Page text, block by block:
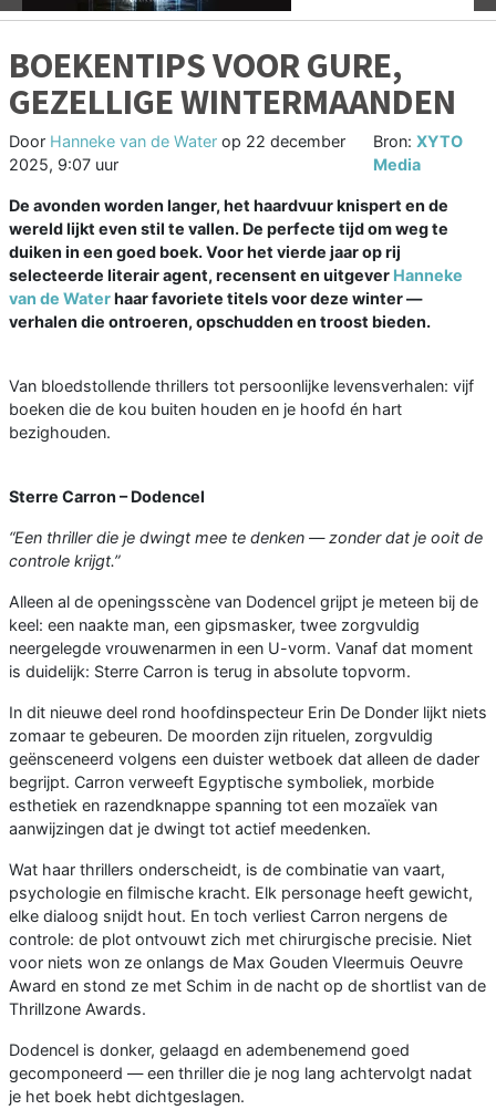
BOEKENTIPS VOOR GURE,
GEZELLIGE WINTERMAANDEN
Door Hanneke van de Water op 22 december
2025, 9:07 uur
Bron:XYTO
Media
De avonden worden langer, het haardvuur knispert en de
wereld lijkt even stil te vallen. De perfecte tijd om weg te
duiken in een goed boek. Voor het vierde jaar op rij
selecteerde literair agent, recensent en uitgever Hanneke
van de Waterhaar favoriete titels voor deze winter —
verhalen die ontroeren, opschudden en troost bieden.
Van bloedstollende thrillers tot persoonlijke levensverhalen: vijf
boeken die de kou buiten houden en je hoofd én hart
bezighouden.
Sterre Carron – Dodencel
“Een thriller die je dwingt mee te denken — zonder dat je ooit de
controle krijgt.”
Alleen al de openingsscène van Dodencel grijpt je meteen bij de
keel: een naakte man, een gipsmasker, twee zorgvuldig
neergelegde vrouwenarmen in een U-vorm. Vanaf dat moment
is duidelijk: Sterre Carron is terug in absolute topvorm.
In dit nieuwe deel rond hoofdinspecteur Erin De Donder lijkt niets
zomaar te gebeuren. De moorden zijn rituelen, zorgvuldig
geënsceneerd volgens een duister wetboek dat alleen de dader
begrijpt. Carron verweeft Egyptische symboliek, morbide
esthetiek en razendknappe spanning tot een mozaïek van
aanwijzingen dat je dwingt tot actief meedenken.
Wat haar thrillers onderscheidt, is de combinatie van vaart,
psychologie en filmische kracht. Elk personage heeft gewicht,
elke dialoog snijdt hout. En toch verliest Carron nergens de
controle: de plot ontvouwt zich met chirurgische precisie. Niet
voor niets won ze onlangs de Max Gouden Vleermuis Oeuvre
Award en stond ze met Schim in de nacht op de shortlist van de
Thrillzone Awards.
Dodencel is donker, gelaagd en adembenemend goed
gecomponeerd — een thriller die je nog lang achtervolgt nadat
je het boek hebt dichtgeslagen.